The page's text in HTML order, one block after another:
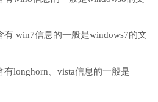
有 win7信息的一般是windows7的文
有longhorn、vista信息的一般是